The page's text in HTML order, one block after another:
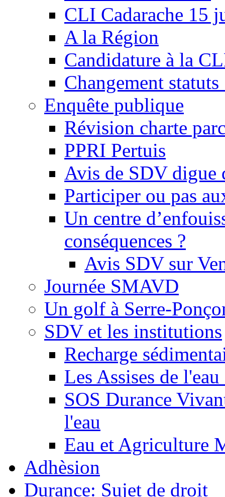
CLI Cadarache 15
A la Région
Candidature à la
Changement
Enquête publique
Révision charte
PPRI Pertuis
Avis de SDV digue
Participer ou pas
Un centre
conséquences ?
Avis SDV sur
Journée SMAVD
Un golf à Serre-
SDV et les institutions
Recharge
Les Assises de
SOS Durance
l'eau
Eau et Agriculture
Adhèsion
Durance: Sujet de droit